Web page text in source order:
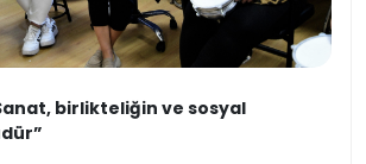
birlikteliğin ve sosyal